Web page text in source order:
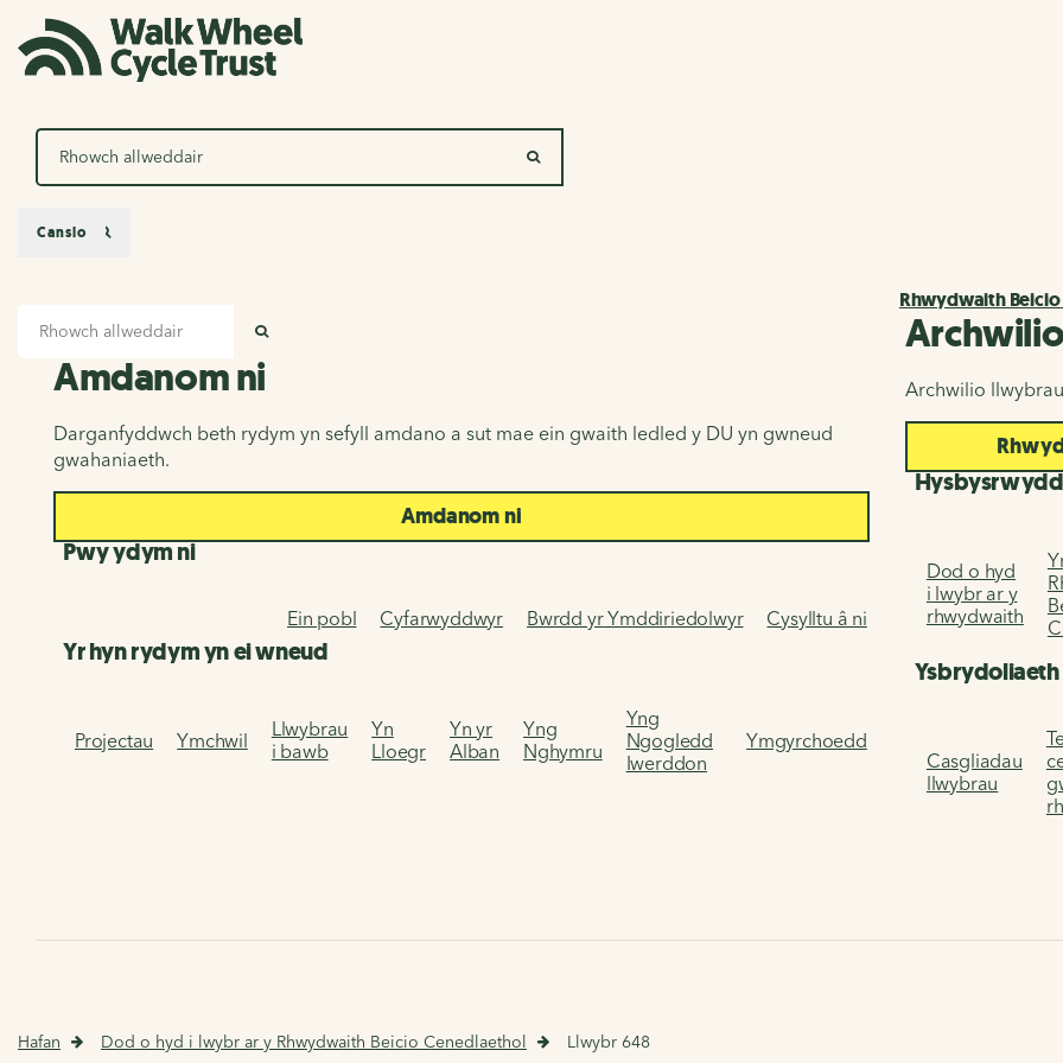
SEARCH
Chwilio
Amdanom ni
Amdanom ni
Darganfyddwch beth rydym yn sefyll amdano a sut mae ein gwaith ledled y DU yn gwneud
gwahaniaeth.
Amdanom ni
Pwy ydym ni
Ein pobl Cyfarwyddwyr Bwrdd yr Ymddiriedolwyr Cysylltu â ni
Yr hyn rydym yn ei wneud
Projectau Ymchwil
Llwybrau
i bawb
Yn
Lloegr
Yn yr
Alban
Yng
Nghymru
Yng
Ngogledd
Iwerddon
Ymgyrchoedd
Rhwydwaith
Archwilio
Archwilio
Hysbysrwydd
Dod o hyd
i lwybr ar y
rhwydwaith
Ysbrydoliaeth
Casgliadau
llwybrau
Canslo
Hafan Dod o hyd i lwybr ar y Rhwydwaith Beicio Cenedlaethol Llwybr 648